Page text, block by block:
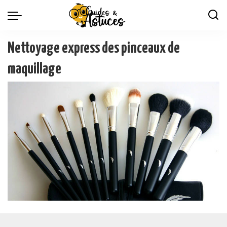
Nettoyage express des pinceaux de
maquillage